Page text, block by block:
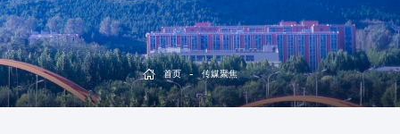
首页 - 传媒聚焦